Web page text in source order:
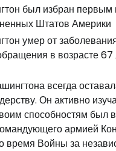
был избран первым
Штатов Америки
умер от
в возрасте 67
всегда
Он активно
способностям был
армией
время Войны за